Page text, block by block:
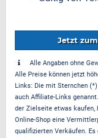
Jetzt
Alle Angaben ohne
Alle Preise können jetzt
Links: Die mit Sternchen
auch Affiliate-Links
der Zielseite etwas kaufen,
Online-Shop eine
qualifizierten Verkäufen.